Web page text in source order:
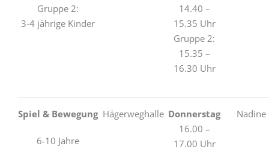
Gruppe 2:
3-4 jährige Kinder
14.40 –
15.35 Uhr
Gruppe 2:
15.35 –
16.30 Uhr
Spiel & Bewegung
6-10 Jahre
Hägerweghalle Donnerstag
16.00 –
17.00 Uhr
Nadine